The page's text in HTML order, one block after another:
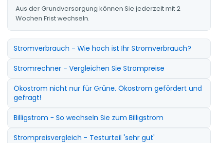
Aus der Grundversorgung können Sie jederzeit mit 2
Wochen Frist wechseln.
Stromverbrauch - Wie hoch ist Ihr Stromverbrauch?
Stromrechner - Vergleichen Sie Strompreise
Ökostrom nicht nur für Grüne. Ökostrom gefördert und
gefragt!
Billigstrom - So wechseln Sie zum Billigstrom
Strompreisvergleich - Testurteil 'sehr gut'